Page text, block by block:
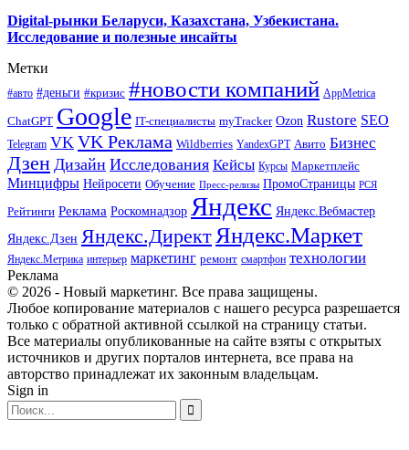
Digital-рынки Беларуси, Казахстана, Узбекистана.
Исследование и полезные инсайты
Метки
#авто #деньги #кризис #новости компаний AppMetrica
ChatGPT Google IT-специалисты myTracker Ozon Rustore SEO
Telegram VK VK Реклама Wildberries YandexGPT Авито Бизнес
Дзен Дизайн Исследования Кейсы Курсы Маркетплейс
Минцифры Нейросети Обучение Пресс-релизы ПромоСтраницы РСЯ
Рейтинги Реклама Роскомнадзор Яндекс Яндекс.Вебмастер
Яндекс.Дзен Яндекс.ДиректЯндекс.Маркет
Яндекс.Метрика интерьер маркетинг ремонт смартфон технологии
Реклама
© 2026 - Новый маркетинг. Все права защищены.
Любое копирование материалов с нашего ресурса разрешается
только с обратной активной ссылкой на страницу статьи.
Все материалы опубликованные на сайте взяты с открытых
источников и других порталов интернета, все права на
авторство принадлежат их законным владельцам.
Sign in